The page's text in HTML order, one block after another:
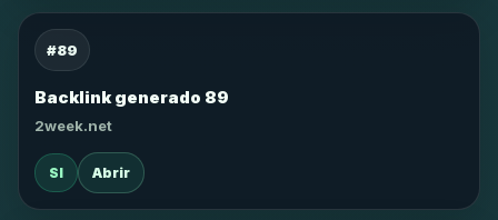
#89
Backlink generado 89
2week.net
SI Abrir